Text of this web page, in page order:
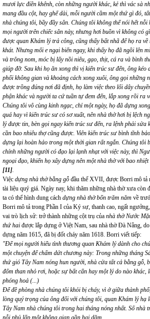
mươi lực điền khênh, còn những người khác, kẻ thì vác sà
mang đầu cột, hay ghế dài, mỗi người cầm một thứ gì đó,
nhà chúng tôi, bầy đầy sân. Chúng tôi không thể nói hết
mọi người trên chiếc sân này, nhưng hơi buồn vì không có
được quan Khám lý trả công, cũng thấy bất nhã để họ ra
khát. Nhưng mối e ngại biến ngay, khi thấy họ đã ngồi lên
và trông nom, móc bị lấy nồi niêu, gạo, thịt, cá ra và bình
giúp đỡ. Sau khi họ ăn xong thì vị kiến trúc sư đến, ông kéo
phối không gian và khoảng cách xong xuôi, ông gọi những
được trồng đúng nơi đã định, họ làm việc theo lối dây
phận khác và người ta cứ tuần tự đem đến, lắp xong rồi ra
Chúng tôi vô cùng kinh ngạc, chỉ một ngày, họ đã dựng
quá hay vì kiến trúc sư có sơ xuất, nên nhà thờ hơi bị lệch
lý được tin, bèn gọi ngay kiến trúc sư đến, ra lệnh phải sửa
cần bao nhiêu thợ cũng được. Viên kiến trúc sư bình tĩnh
dựng lại hoàn hảo trong một thời gian rất ngắn. Chúng tôi
chính những người có đạo lại lạnh nhạt với việc này, thì
ngoại đạo, khiến họ xây dựng nên một nhà thờ với bao
[11].
Việc dựng nhà thờ bằng gỗ đầu thế XVII, được Borri mô tả
tài liệu quý giá. Ngày nay, khi thăm những nhà thờ xưa còn
ta có thể hình dung cách dựng nhà thờ bốn trăm năm về
Borri mô tả trong Phần I của Ký sự, thanh cao, ngất
vai trò lịch sử: trở thành những cột trụ của nhà thờ Nước
thứ hai được lắp dựng ở Việt Nam, sau nhà thờ Đà Nẵng,
dựng năm 1615, đã bị đốt cháy năm 1618. Borri viết tiếp:
"Để mọi người hiểu tình thương quan Khám lý dành cho
một chuyện để chấm dứt chương này: Trong những tháng
thứ gió Tây Nam nóng hun người, nhà cửa tất cả bằng gỗ,
đốm than nhỏ rơi, hoặc sự bất cẩn hay một lý do nào khác,
phóng hoả (...)
Để đề phòng nhà chúng tôi khỏi bị cháy, vì ở giữa thành
lòng quý trọng của ông đối với chúng tôi, quan Khám lý hạ
Tây Nam nhà chúng tôi trong hai tháng nóng nhất. Số nhà